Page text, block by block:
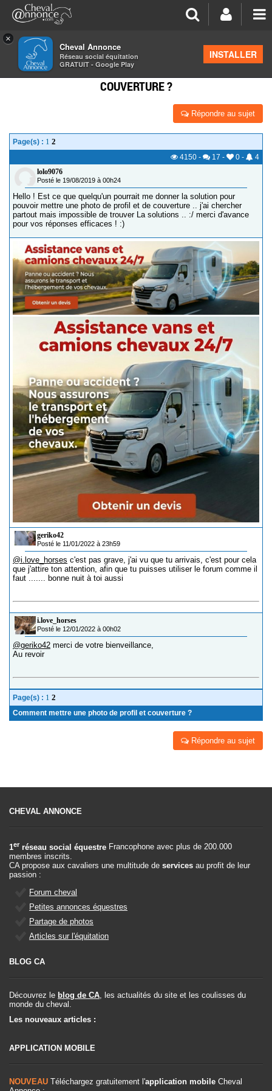
×
Cheval Annonce
Réseau social équitation
GRATUIT - Google Play
INSTALLER
>Suggestions & Nouveautés
COMMENT METTRE UNE PHOTO DE PROFIL ET
COUVERTURE ?
Répondre au sujet
Page(s) : 1 2
4150 - 17 - 0 -
4
lolo9076
Posté le 19/08/2019 à 00h24
Hello ! Est ce que quelqu'un pourrait me donner la solution pour
pouvoir mettre une photo de profil et de couverture .. j'ai chercher
partout mais impossible de trouver La solutions .. :/ merci d'avance
pour vos réponses efficaces ! :)
geriko42
Posté le 11/01/2022 à 23h59
@i.love_horses c'est pas grave, j'ai vu que tu arrivais, c'est pour cela
que j'attire ton attention, afin que tu puisses utiliser le forum comme il
faut ....... bonne nuit à toi aussi
i.love_horses
Posté le 12/01/2022 à 00h02
@geriko42 merci de votre bienveillance,
Au revoir
Page(s) : 1 2
Comment mettre une photo de profil et couverture ?
Répondre au sujet
CHEVAL ANNONCE
1er réseau social équestre Francophone avec plus de 200.000
membres inscrits.
CA propose aux cavaliers une multitude de services au profit de leur
passion :
Forum cheval
Petites annonces équestres
Partage de photos
Articles sur l'équitation
BLOG CA
Découvrez le blog de CA , les actualités du site et les coulisses du
monde du cheval.
Les nouveaux articles :
APPLICATION MOBILE
NOUVEAU Téléchargez gratuitement l'application mobile Cheval